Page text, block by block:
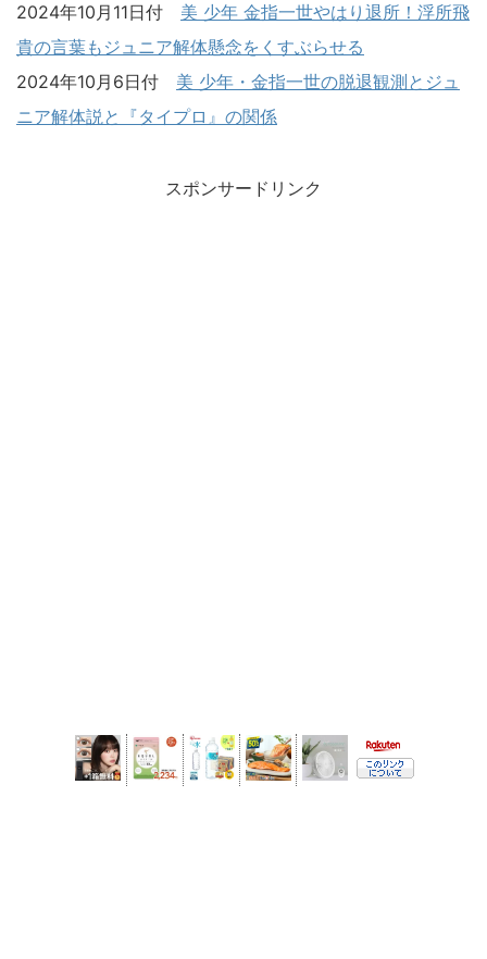
2024年10月11日付 美 少年 金指一世やはり退所！浮所飛
貴の言葉もジュニア解体懸念をくすぶらせる
2024年10月6日付 美 少年・金指一世の脱退観測とジュ
ニア解体説と『タイプロ』の関係
スポンサードリンク